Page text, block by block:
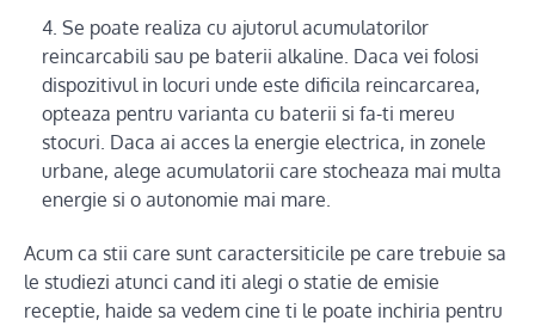
Se poate realiza cu ajutorul acumulatorilor
reincarcabili sau pe baterii alkaline. Daca vei folosi
dispozitivul in locuri unde este dificila reincarcarea,
opteaza pentru varianta cu baterii si fa-ti mereu
stocuri. Daca ai acces la energie electrica, in zonele
urbane, alege acumulatorii care stocheaza mai multa
energie si o autonomie mai mare.
Acum ca stii care sunt caractersiticile pe care trebuie sa
le studiezi atunci cand iti alegi o statie de emisie
receptie, haide sa vedem cine ti le poate inchiria pentru